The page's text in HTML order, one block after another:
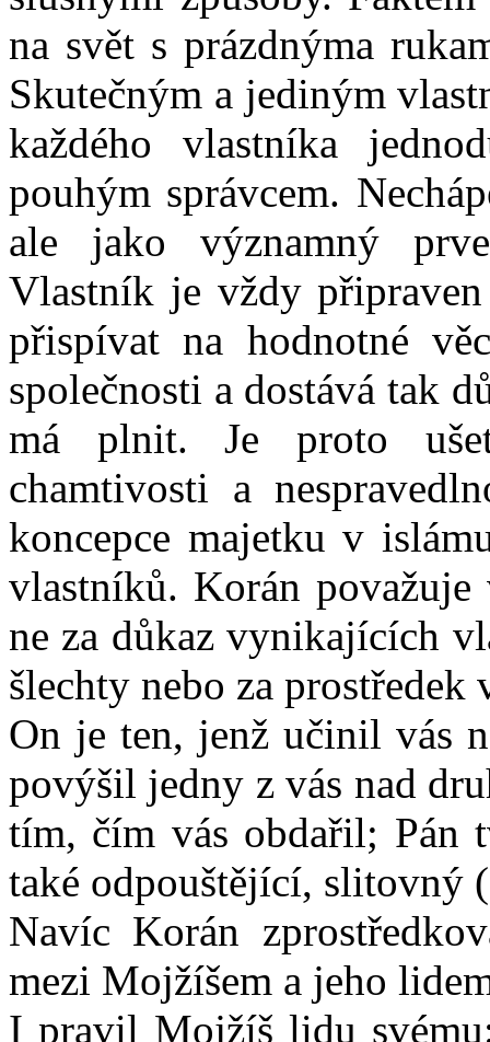
na svět s prázdnýma
Skutečným a jediným
každého vlastníka
pouhým správcem.
ale jako významný
Vlastník je vždy
přispívat na hodnotné
společnosti a dostává tak
má plnit. Je proto
chamtivosti a
koncepce majetku v
vlastníků. Korán
ne za důkaz vynikajících
šlechty nebo za
On je ten, jenž učinil vás
povýšil jedny z vás nad
tím, čím vás obdařil; Pán
také odpouštějící, slitovný
Navíc Korán
mezi Mojžíšem a jeho
I pravil Mojžíš lidu